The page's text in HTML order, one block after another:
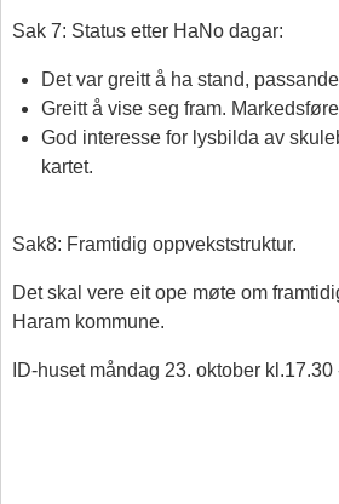
Sak 7: Status etter HaNo dagar:
Det var greitt å ha stand,
Greitt å vise seg fram.
God interesse for lysbilda av
kartet.
Sak8: Framtidig oppvekststruktur.
Det skal vere eit ope møte om
Haram kommune.
ID-huset måndag 23. oktober kl.17.30